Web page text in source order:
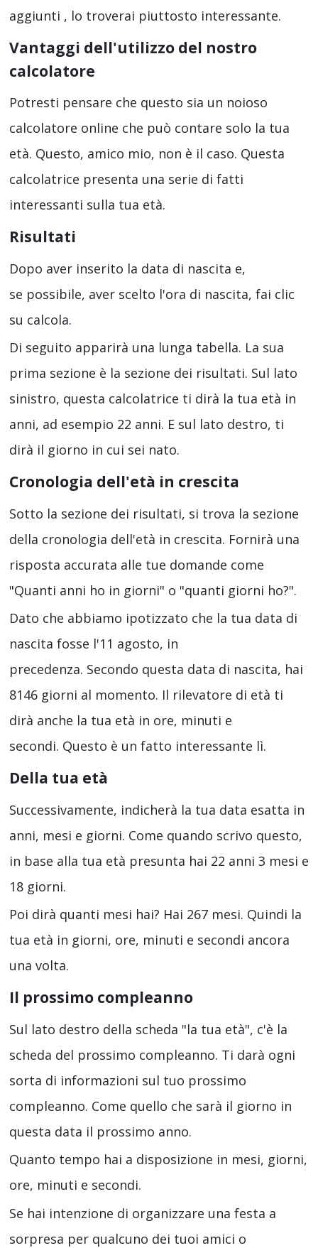
aggiunti , lo troverai piuttosto interessante.
Vantaggi dell'utilizzo del nostro
calcolatore
Potresti pensare che questo sia un noioso
calcolatore online che può contare solo la tua
età. Questo, amico mio, non è il caso. Questa
calcolatrice presenta una serie di fatti
interessanti sulla tua età.
Risultati
Dopo aver inserito la data di nascita e,
se possibile, aver scelto l'ora di nascita, fai clic
su calcola.
Di seguito apparirà una lunga tabella. La sua
prima sezione è la sezione dei risultati. Sul lato
sinistro, questa calcolatrice ti dirà la tua età in
anni, ad esempio 22 anni. E sul lato destro, ti
dirà il giorno in cui sei nato.
Cronologia dell'età in crescita
Sotto la sezione dei risultati, si trova la sezione
della cronologia dell'età in crescita. Fornirà una
risposta accurata alle tue domande come
"Quanti anni ho in giorni" o "quanti giorni ho?".
Dato che abbiamo ipotizzato che la tua data di
nascita fosse l'11 agosto, in
precedenza. Secondo questa data di nascita, hai
8146 giorni al momento. Il rilevatore di età ti
dirà anche la tua età in ore, minuti e
secondi. Questo è un fatto interessante lì.
Della tua età
Successivamente, indicherà la tua data esatta in
anni, mesi e giorni. Come quando scrivo questo,
in base alla tua età presunta hai 22 anni 3 mesi e
18 giorni.
Poi dirà quanti mesi hai? Hai 267 mesi. Quindi la
tua età in giorni, ore, minuti e secondi ancora
una volta.
Il prossimo compleanno
Sul lato destro della scheda "la tua età", c'è la
scheda del prossimo compleanno. Ti darà ogni
sorta di informazioni sul tuo prossimo
compleanno. Come quello che sarà il giorno in
questa data il prossimo anno.
Quanto tempo hai a disposizione in mesi, giorni,
ore, minuti e secondi.
Se hai intenzione di organizzare una festa a
sorpresa per qualcuno dei tuoi amici o